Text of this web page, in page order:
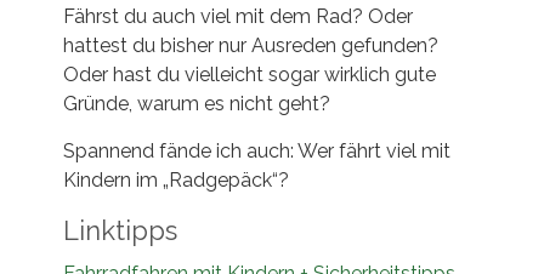
Fährst du auch viel mit dem Rad? Oder
hattest du bisher nur Ausreden gefunden?
Oder hast du vielleicht sogar wirklich gute
Gründe, warum es nicht geht?
Spannend fände ich auch: Wer fährt viel mit
Kindern im „Radgepäck“?
Linktipps